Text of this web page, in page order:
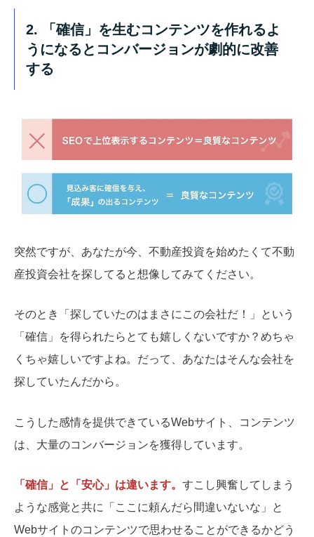
2. 「確信」を生むコンテンツを作れるよ
うになるとコンバージョンが劇的に改善
する
突然ですが、あなたが今、不動産投資を始めたくて不動
産投資会社を探してると想像してみてください。
そのとき「探していたのはまさにこの会社だ！」という
「確信」を得られたらとても嬉しくないですか？めちゃ
くちゃ嬉しいですよね。だって、あなたはそんな会社を
探していたんだから。
こうした感情を提供できているWebサイト、コンテンツ
は、大量のコンバージョンを獲得しています。
「確信」と「安心」は違います。 すこし興奮してしまう
ような感覚と共に「ここに頼んだら間違いないな」と
Webサイトのコンテンツで思わせることができるかどう